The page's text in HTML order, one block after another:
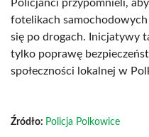
Policjanci przypomnieli,
fotelikach samochodowych
się po drogach. Inicjatywy
tylko poprawę
społeczności lokalnej w
Źródło: Policja Polkowice